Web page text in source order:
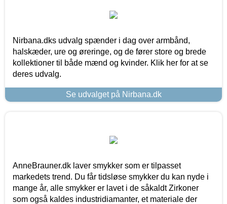
Nirbana.dks udvalg spænder i dag over armbånd,
halskæder, ure og øreringe, og de fører store og brede
kollektioner til både mænd og kvinder. Klik her for at se
deres udvalg.
Se udvalget på Nirbana.dk
AnneBrauner.dk laver smykker som er tilpasset
markedets trend. Du får tidsløse smykker du kan nyde i
mange år, alle smykker er lavet i de såkaldt Zirkoner
som også kaldes industridiamanter, et materiale der